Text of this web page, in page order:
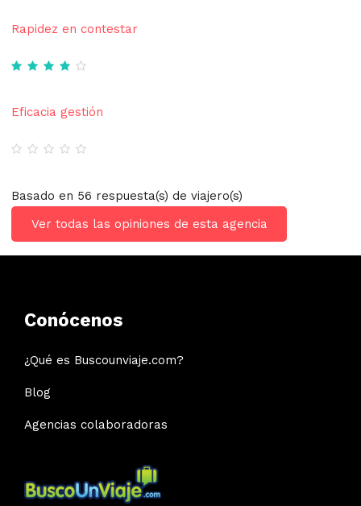
Rapidez en contestar
Eficacia gestión
Basado en 56 respuesta(s) de viajero(s)
Ver todas las opiniones de esta agencia
Conócenos
¿Qué es Buscounviaje.com?
Blog
Agencias colaboradoras